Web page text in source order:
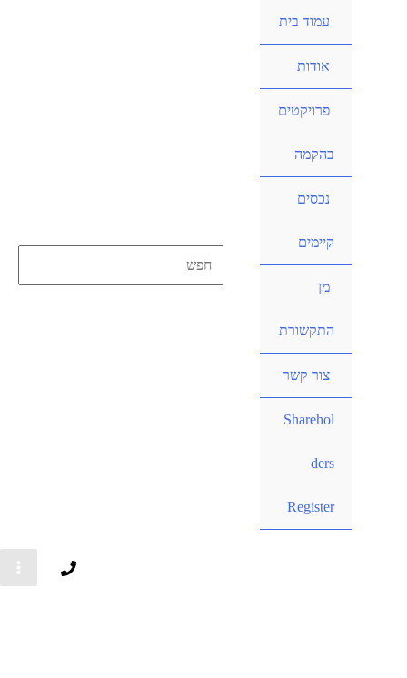
עמוד בית
אודות
פרויקטים
בהקמה
נכסים
קיימים
מן
התקשורת
צור קשר
Sharehol
ders
Register
Search